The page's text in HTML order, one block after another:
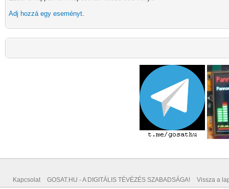
Adj hozzá egy eseményt.
Kapcsolat GOSAT.HU - A DIGITÁLIS TÉVÉZÉS SZABADSÁGA! Vissza a